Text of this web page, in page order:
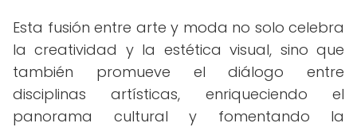
Esta fusión entre arte y moda no solo celebra
la creatividad y la estética visual, sino que
también promueve el diálogo entre
disciplinas artísticas, enriqueciendo el
panorama cultural y fomentando la